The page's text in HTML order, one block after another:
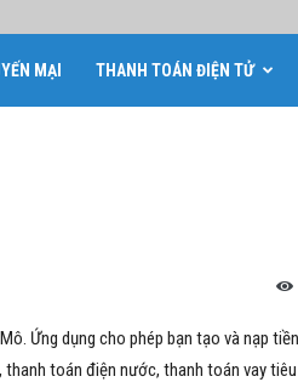
MẠI THANH TOÁN ĐIỆN TỬ
Ứng dụng cho phép bạn tạo và nạp
toán điện nước, thanh toán vay tiêu